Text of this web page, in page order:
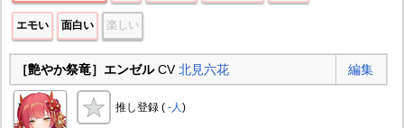
エモい 面白い 楽しい
［艶やか祭竜］エンゼルCV北見六花 編集
推し登録 ( -人)